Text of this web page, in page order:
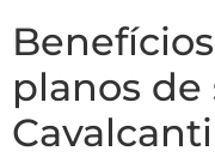
planos de
Cavalcanti